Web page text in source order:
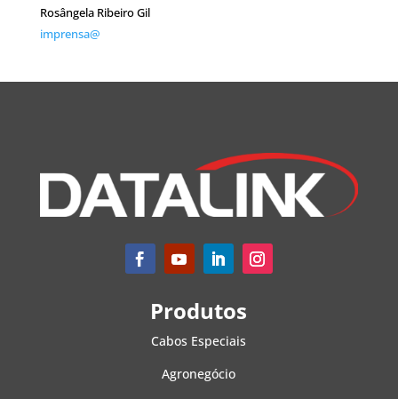
Rosângela Ribeiro Gil
imprensa@
Produtos
Cabos Especiais
Agronegócio